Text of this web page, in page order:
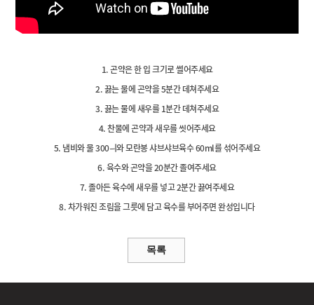
1. 곤약은 한 입 크기로 썰어주세요
2. 끓는 물에 곤약을 5분간 데쳐주세요
3. 끓는 물에 새우를 1분간 데쳐주세요
4. 찬물에 곤약과 새우를 씻어주세요
5. 냄비와 물 300ㅢ와 모란봉 샤브샤브육수 60ml를 섞어주세요
6. 육수와 곤약을 20분간 졸여주세요
7. 졸아든 육수에 새우를 넣고 2분간 끓여주세요
8. 차가워진 조림을 그릇에 담고 육수를 부어주면 완성입니다